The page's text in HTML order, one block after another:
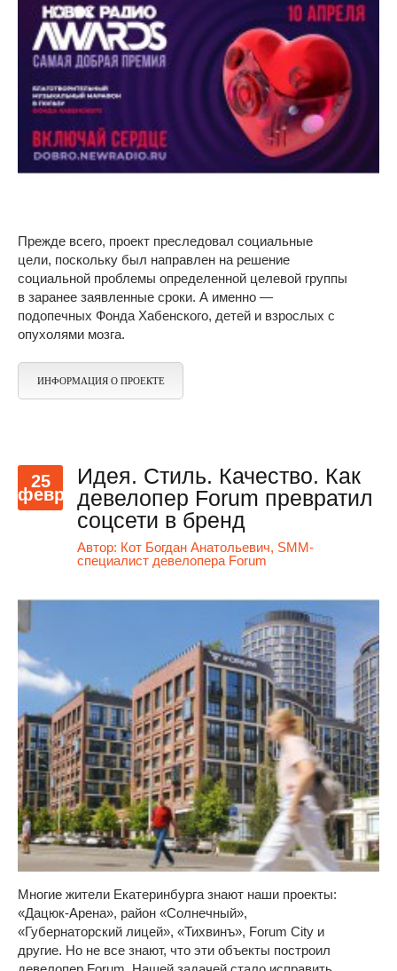
Прежде всего, проект преследовал социальные
цели, поскольку был направлен на решение
социальной проблемы определенной целевой группы
в заранее заявленные сроки. А именно —
подопечных Фонда Хабенского, детей и взрослых с
опухолями мозга.
ИНФОРМАЦИЯ О ПРОЕКТЕ
25
февр
Идея. Стиль. Качество. Как
девелопер Forum превратил
соцсети в бренд
Автор: Кот Богдан Анатольевич, SMM-
специалист девелопера Forum
Многие жители Екатеринбурга знают наши проекты:
«Дацюк-Арена», район «Солнечный»,
«Губернаторский лицей», «Тихвинъ», Forum City и
другие. Но не все знают, что эти объекты построил